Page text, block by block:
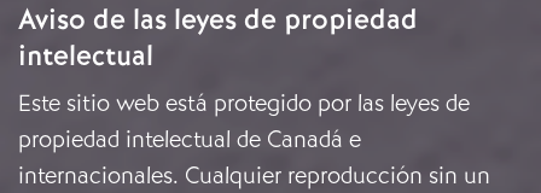
Aviso de las leyes de propiedad
intelectual
Este sitio web está protegido por las leyes de
propiedad intelectual de Canadá e
internacionales. Cualquier reproducción sin un